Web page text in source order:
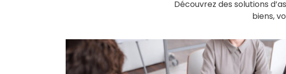
Découvrez des solutions
biens,